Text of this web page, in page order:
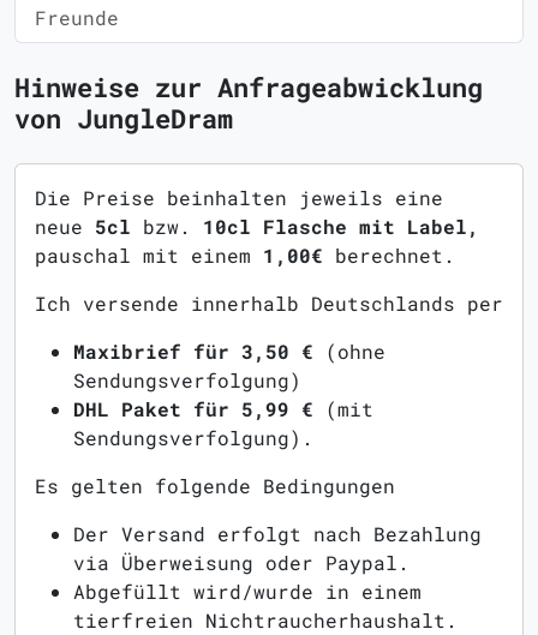
Freunde
Hinweise zur Anfrageabwicklung
von JungleDram
Die Preise beinhalten jeweils eine
neue 5cl bzw. 10cl Flasche mit Label,
pauschal mit einem 1,00€ berechnet.
Ich versende innerhalb Deutschlands per
Maxibrief für 3,50 € (ohne
Sendungsverfolgung)
DHL Paket für 5,99 € (mit
Sendungsverfolgung).
Es gelten folgende Bedingungen
Der Versand erfolgt nach Bezahlung
via Überweisung oder Paypal.
Abgefüllt wird/wurde in einem
tierfreien Nichtraucherhaushalt.